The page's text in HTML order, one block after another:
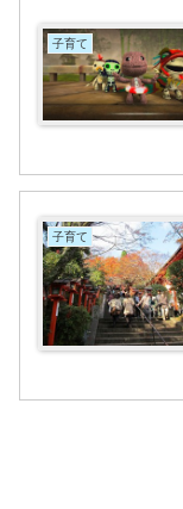
子育て
子育て